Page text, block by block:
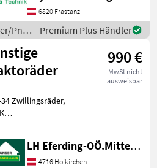
Räder waren
Massey Ferguso
6820 Frastanz
Pneu/FelgenPremium Plus Händler
990 €
MwSt nicht
ausweisbar
34 Zwillingsräder,
Pneu/Felgen
LH Eferding-OÖ.Mitte, Landtechnik Hofkirchen
4716 Hofkirchen